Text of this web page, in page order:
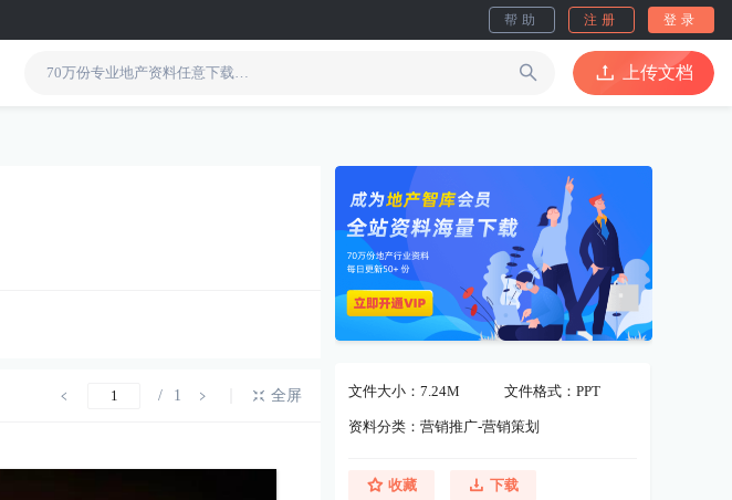
帮助 注册 登录
上传文档
/ 1 全屏 文件大小：7.24M 文件格式：PPT
资料分类：营销推广-营销策划
收藏 下载